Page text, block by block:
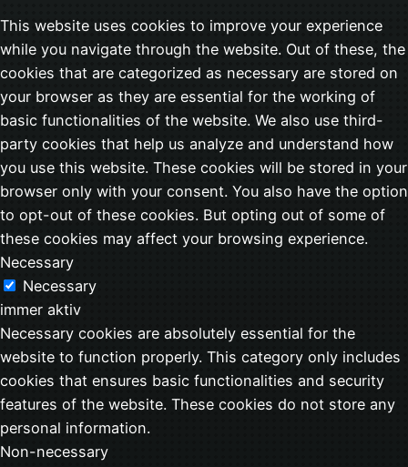
This website uses cookies to improve your experience
while you navigate through the website. Out of these, the
cookies that are categorized as necessary are stored on
your browser as they are essential for the working of
basic functionalities of the website. We also use third-
party cookies that help us analyze and understand how
you use this website. These cookies will be stored in your
browser only with your consent. You also have the option
to opt-out of these cookies. But opting out of some of
these cookies may affect your browsing experience.
Necessary
Necessary
immer aktiv
Necessary cookies are absolutely essential for the
website to function properly. This category only includes
cookies that ensures basic functionalities and security
features of the website. These cookies do not store any
personal information.
Non-necessary